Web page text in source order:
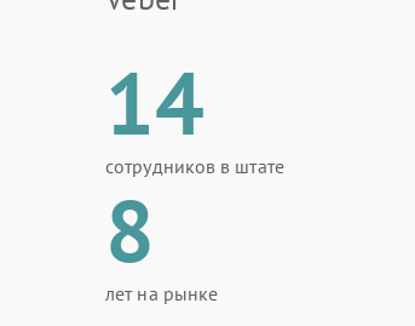
14
сотрудников в штате
8
лет на рынке